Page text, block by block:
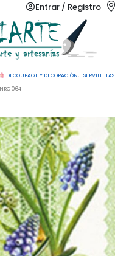
Entrar / Registro
DECOUPAGE Y DECORACIÓN, SERVILLETAS
064